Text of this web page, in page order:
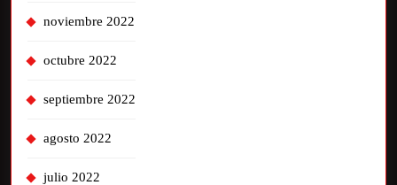
noviembre 2022
octubre 2022
septiembre 2022
agosto 2022
julio 2022